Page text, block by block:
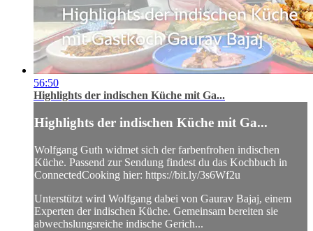
56:50
Highlights der indischen Küche mit Ga...
Highlights der indischen Küche mit Ga...
Wolfgang Guth widmet sich der farbenfrohen indischen
Küche. Passend zur Sendung findest du das Kochbuch in
ConnectedCooking hier: https://bit.ly/3s6Wf2u
Unterstützt wird Wolfgang dabei von Gaurav Bajaj, einem
Experten der indischen Küche. Gemeinsam bereiten sie
abwechslungsreiche indische Gerich...